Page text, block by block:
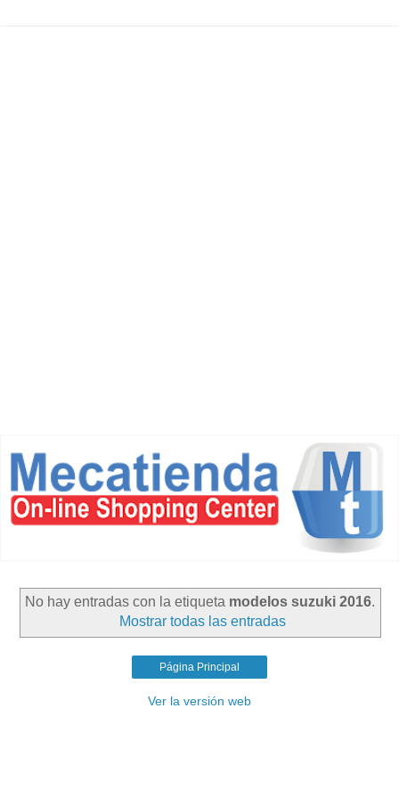
No hay entradas con la etiqueta modelos suzuki 2016.
Mostrar todas las entradas
Página Principal
Ver la versión web